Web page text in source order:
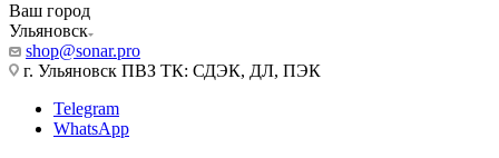
Ваш город
Ульяновск
shop@sonar.pro
г. Ульяновск ПВЗ ТК: СДЭК, ДЛ, ПЭК
Telegram
WhatsApp